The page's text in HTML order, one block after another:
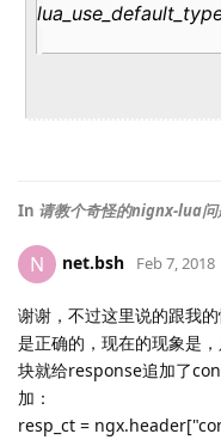
In 请教个奇怪的nignx-lua问
N net.bsh Feb 7, 2018
谢谢，不过这里说的跟我
是正确的，现在的现象是
块就给response追加了
加：
resp_ct =